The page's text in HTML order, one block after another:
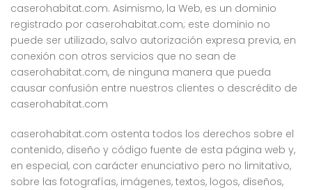
caserohabitat.com. Asimismo, la Web, es un dominio
registrado por caserohabitat.com; este dominio no
puede ser utilizado, salvo autorización expresa previa, en
conexión con otros servicios que no sean de
caserohabitat.com, de ninguna manera que pueda
causar confusión entre nuestros clientes o descrédito de
caserohabitat.com
caserohabitat.com ostenta todos los derechos sobre el
contenido, diseño y código fuente de esta página web y,
en especial, con carácter enunciativo pero no limitativo,
sobre las fotografías, imágenes, textos, logos, diseños,